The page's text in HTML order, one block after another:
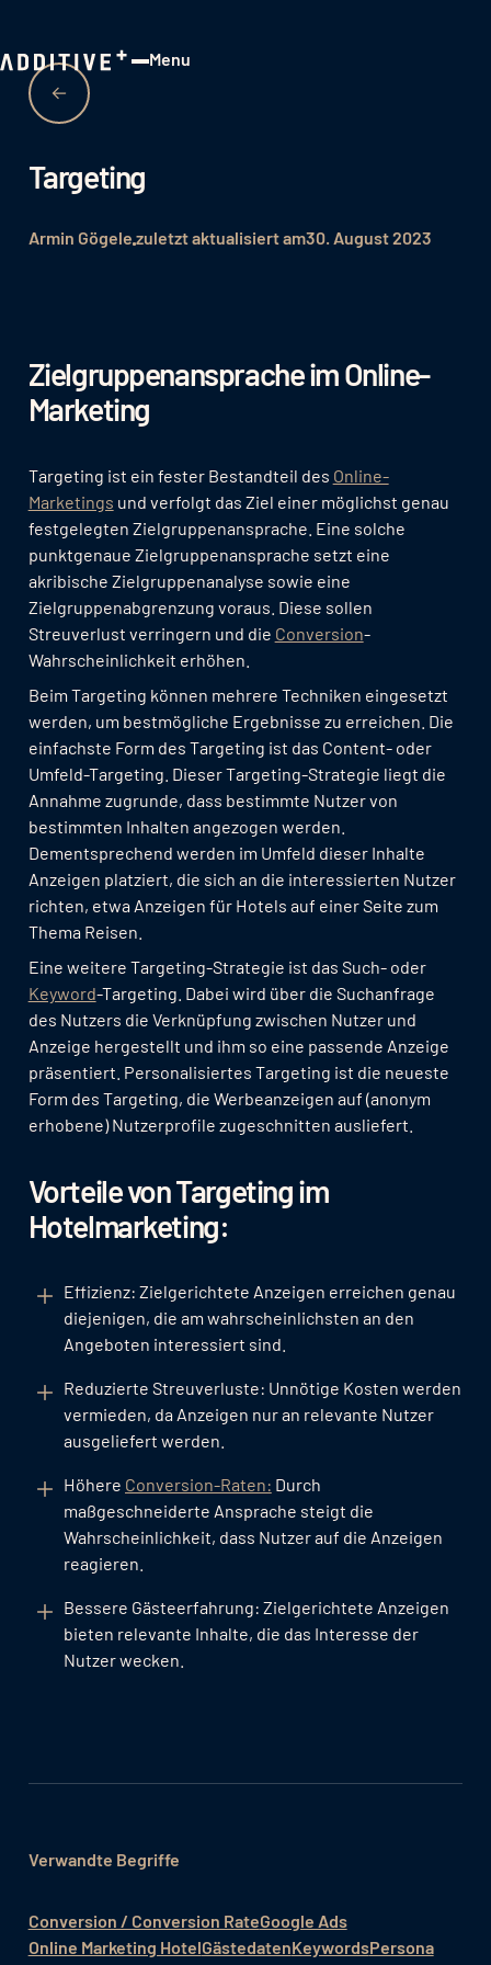
Menu
Targeting
Armin Gögelezuletzt aktualisiert am30. August 2023
Zielgruppenansprache im Online-
Marketing
Targeting ist ein fester Bestandteil des Online-
Marketings und verfolgt das Ziel einer möglichst genau
festgelegten Zielgruppenansprache. Eine solche
punktgenaue Zielgruppenansprache setzt eine
akribische Zielgruppenanalyse sowie eine
Zielgruppenabgrenzung voraus. Diese sollen
Streuverlust verringern und die Conversion-
Wahrscheinlichkeit erhöhen.
Beim Targeting können mehrere Techniken eingesetzt
werden, um bestmögliche Ergebnisse zu erreichen. Die
einfachste Form des Targeting ist das Content- oder
Umfeld-Targeting. Dieser Targeting-Strategie liegt die
Annahme zugrunde, dass bestimmte Nutzer von
bestimmten Inhalten angezogen werden.
Dementsprechend werden im Umfeld dieser Inhalte
Anzeigen platziert, die sich an die interessierten Nutzer
richten, etwa Anzeigen für Hotels auf einer Seite zum
Thema Reisen.
Eine weitere Targeting-Strategie ist das Such- oder
Keyword-Targeting. Dabei wird über die Suchanfrage
des Nutzers die Verknüpfung zwischen Nutzer und
Anzeige hergestellt und ihm so eine passende Anzeige
präsentiert. Personalisiertes Targeting ist die neueste
Form des Targeting, die Werbeanzeigen auf (anonym
erhobene) Nutzerprofile zugeschnitten ausliefert.
Vorteile von Targeting im
Hotelmarketing:
Effizienz: Zielgerichtete Anzeigen erreichen genau
diejenigen, die am wahrscheinlichsten an den
Angeboten interessiert sind.
Reduzierte Streuverluste: Unnötige Kosten werden
vermieden, da Anzeigen nur an relevante Nutzer
ausgeliefert werden.
Höhere Conversion-Raten: Durch
maßgeschneiderte Ansprache steigt die
Wahrscheinlichkeit, dass Nutzer auf die Anzeigen
reagieren.
Bessere Gästeerfahrung: Zielgerichtete Anzeigen
bieten relevante Inhalte, die das Interesse der
Nutzer wecken.
Verwandte Begriffe
Conversion / Conversion RateGoogle Ads
Online Marketing HotelGästedatenKeywordsPersona